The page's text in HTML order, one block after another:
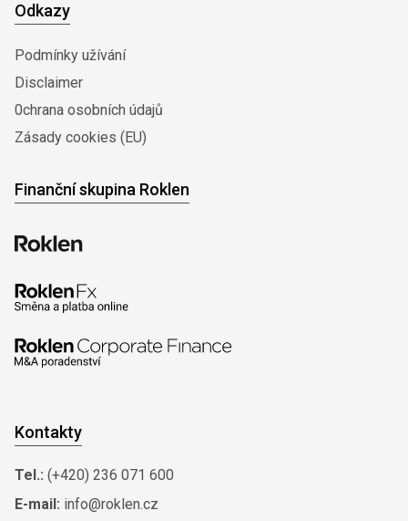
Odkazy
Podmínky užívání
Disclaimer
0chrana osobních údajů
Zásady cookies (EU)
Finanční skupina Roklen
Kontakty
Tel.: (+420) 236 071 600
E-mail: info@roklen.cz